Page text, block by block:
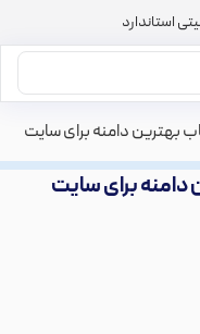
استاندارد